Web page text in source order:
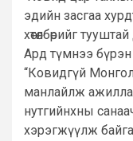
эдийн засгаа
хөтөлбөрийг
Ард түмнээ
“Ковидгүй
манлайлж
нутгийнхны
хэрэгжүүлж байгаа